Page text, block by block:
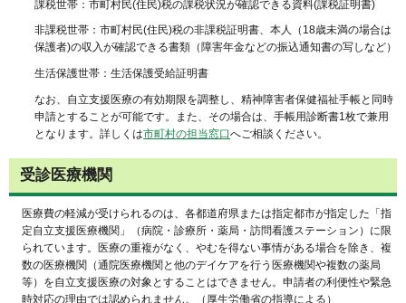
課税世帯：市町村民(住民)税の課税状況が確認できる資料(課税証明書)
非課税世帯：市町村民(住民)税の非課税証明書、本人（18歳未満の場合は
保護者)の収入が確認できる書類（障害年金などの振込通知書の写しなど）
生活保護世帯：生活保護受給証明書
なお、自立支援医療の有効期限を調整し、精神障害者保健福祉手帳と同時
申請とすることが可能です。また、その場合は、手帳用診断書1枚で兼用
となります。詳しくは市町村の担当窓口へご相談ください。
受診医療機関
医療費の軽減が受けられるのは、各都道府県または指定都市が指定した「指
定自立支援医療機関」（病院・診療所・薬局・訪問看護ステーション）に限
られています。医療の重複がなく、やむを得ない事情がある場合を除き、複
数の医療機関（通院医療機関と他のデイケアを行う医療機関や複数の薬局
等）を自立支援医療の対象とすることはできません。申請者の利便性や緊急
時対応の理由では認められません。（厚生労働省の指導による）